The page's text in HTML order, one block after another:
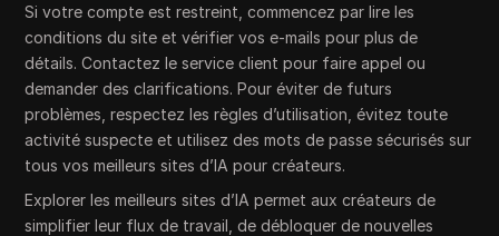
Si votre compte est restreint, commencez par lire les
conditions du site et vérifier vos e-mails pour plus de
détails. Contactez le service client pour faire appel ou
demander des clarifications. Pour éviter de futurs
problèmes, respectez les règles d’utilisation, évitez toute
activité suspecte et utilisez des mots de passe sécurisés sur
tous vos meilleurs sites d’IA pour créateurs.
Explorer les meilleurs sites d’IA permet aux créateurs de
simplifier leur flux de travail, de débloquer de nouvelles